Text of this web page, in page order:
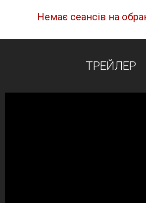
Немає сеансів на
ТРЕЙЛЕР